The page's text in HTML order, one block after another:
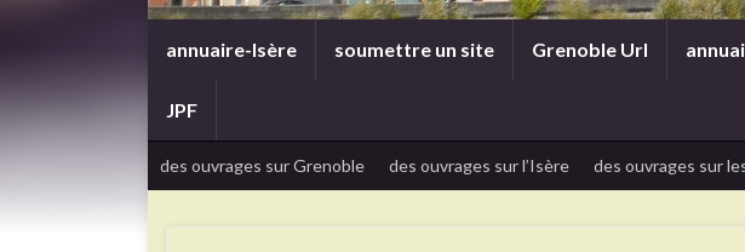
annuaire-Isère soumettre un site Grenoble Url
JPF
des ouvrages sur Grenoble des ouvrages sur l’Isère des ouvrages sur